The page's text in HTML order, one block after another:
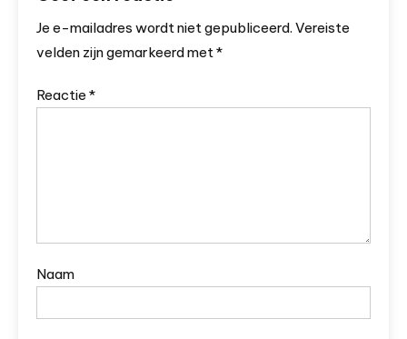
Je e-mailadres wordt niet gepubliceerd. Vereiste
velden zijn gemarkeerd met *
Reactie *
Naam